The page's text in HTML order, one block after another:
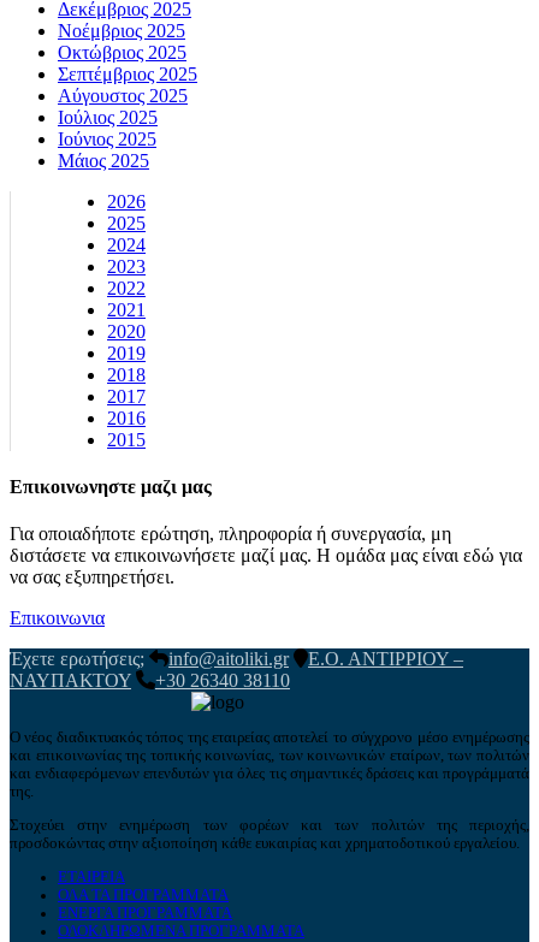
Δεκέμβριος 2025
Νοέμβριος 2025
Οκτώβριος 2025
Σεπτέμβριος 2025
Αύγουστος 2025
Ιούλιος 2025
Ιούνιος 2025
Μάιος 2025
2026
2025
2024
2023
2022
2021
2020
2019
2018
2017
2016
2015
Επικοινωνηστε μαζι μας
Για οποιαδήποτε ερώτηση, πληροφορία ή συνεργασία, μη
διστάσετε να επικοινωνήσετε μαζί μας. Η ομάδα μας είναι εδώ για
να σας εξυπηρετήσει.
Επικοινωνια
Έχετε ερωτήσεις;
info@aitoliki.gr
Ε.Ο. ΑΝΤΙΡΡΙΟΥ –
ΝΑΥΠΑΚΤΟΥ
+30 26340 38110
Ο νέος διαδικτυακός τόπος της εταιρείας αποτελεί το σύγχρονο μέσο ενημέρωσης
και επικοινωνίας της τοπικής κοινωνίας, των κοινωνικών εταίρων, των πολιτών
και ενδιαφερόμενων επενδυτών για όλες τις σημαντικές δράσεις και προγράμματά
της.
Στοχεύει στην ενημέρωση των φορέων και των πολιτών της περιοχής,
προσδοκώντας στην αξιοποίηση κάθε ευκαιρίας και χρηματοδοτικού εργαλείου.
ΕΤΑΙΡΕΙΑ
ΟΛΑ ΤΑ ΠΡΟΓΡΑΜΜΑΤΑ
ΕΝΕΡΓΑ ΠΡΟΓΡΑΜΜΑΤΑ
ΟΛΟΚΛΗΡΩΜΕΝΑ ΠΡΟΓΡΑΜΜΑΤΑ